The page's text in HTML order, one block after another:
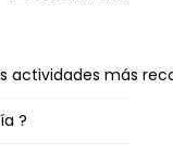
actividades más
?